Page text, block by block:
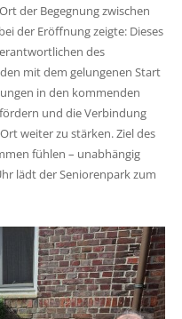
der Begegnung zwischen
der Eröffnung zeigte: Dieses
des
mit dem gelungenen Start
in den kommenden
und die Verbindung
weiter zu stärken. Ziel des
fühlen – unabhängig
lädt der Seniorenpark zum